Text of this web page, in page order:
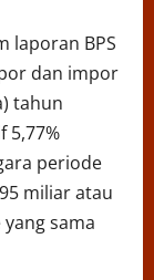
laporan BPS
dan impor
tahun
5,77%
periode
miliar atau
sama